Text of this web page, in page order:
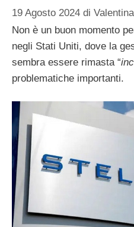
19 Agosto 2024 di
Non è un buon momento
negli Stati Uniti, dove la
sembra essere rimasta “
problematiche importanti.